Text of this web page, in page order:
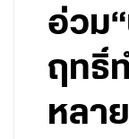
อ่วม
ฤทธิ์
หลา